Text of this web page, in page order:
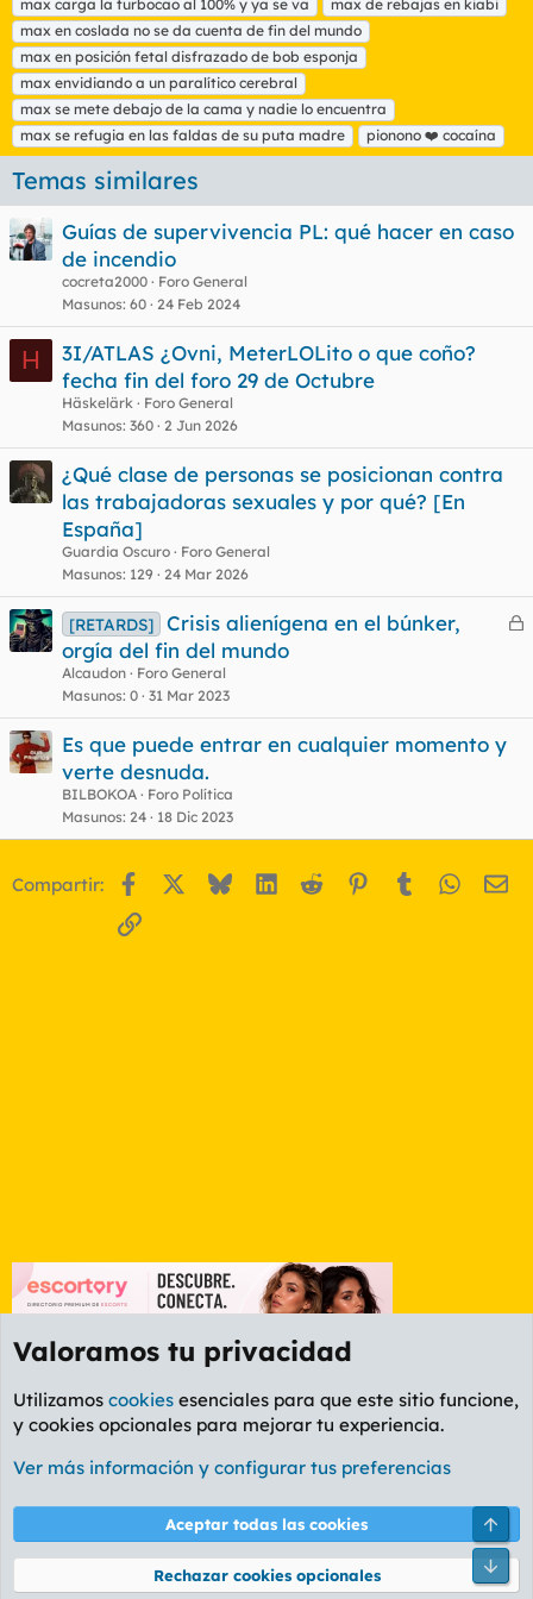
s
max carga la turbocao al 100% y ya se va
max de rebajas en kiabi
max en coslada no se da cuenta de fin del mundo
max en posición fetal disfrazado de bob esponja
max envidiando a un paralítico cerebral
max se mete debajo de la cama y nadie lo encuentra
max se refugia en las faldas de su puta madre
pionono ❤️ cocaína
Temas similares
Guías de supervivencia PL: qué hacer en caso
de incendio
cocreta2000
Foro General
Masunos 60 24 Feb 2024
H
3I/ATLAS ¿Ovni, MeterLOLito o que coño?
fecha fin del foro 29 de Octubre
Häskelärk
Foro General
Masunos 360 2 Jun 2026
¿Qué clase de personas se posicionan contra
las trabajadoras sexuales y por qué? [En
España]
Guardia Oscuro
Foro General
Masunos 129 24 Mar 2026
C
a
[RETARDS]
Crisis alienígena en el búnker,
orgía del fin del mundo
Alcaudon
Foro General
Masunos 0 31 Mar 2023
Es que puede entrar en cualquier momento y
verte desnuda.
BILBOKOA
Foro Política
Masunos 24 18 Dic 2023
Compartir: Facebook BlueskyLinkedIn
Reddit Pinterest
Tumblr
Enlace
Foro General
Cookies
PL OLDSTYLE AMARILLO
Términos y reglas Política de privacidad Ayuda
®
Valoramos tu privacidad
Utilizamos cookies esenciales para que este sitio funcione,
y cookies opcionales para mejorar tu experiencia.
Ver más información y configurar tus preferencias
Aceptar todas las cookies
Rechazar cookies opcionales
Pie